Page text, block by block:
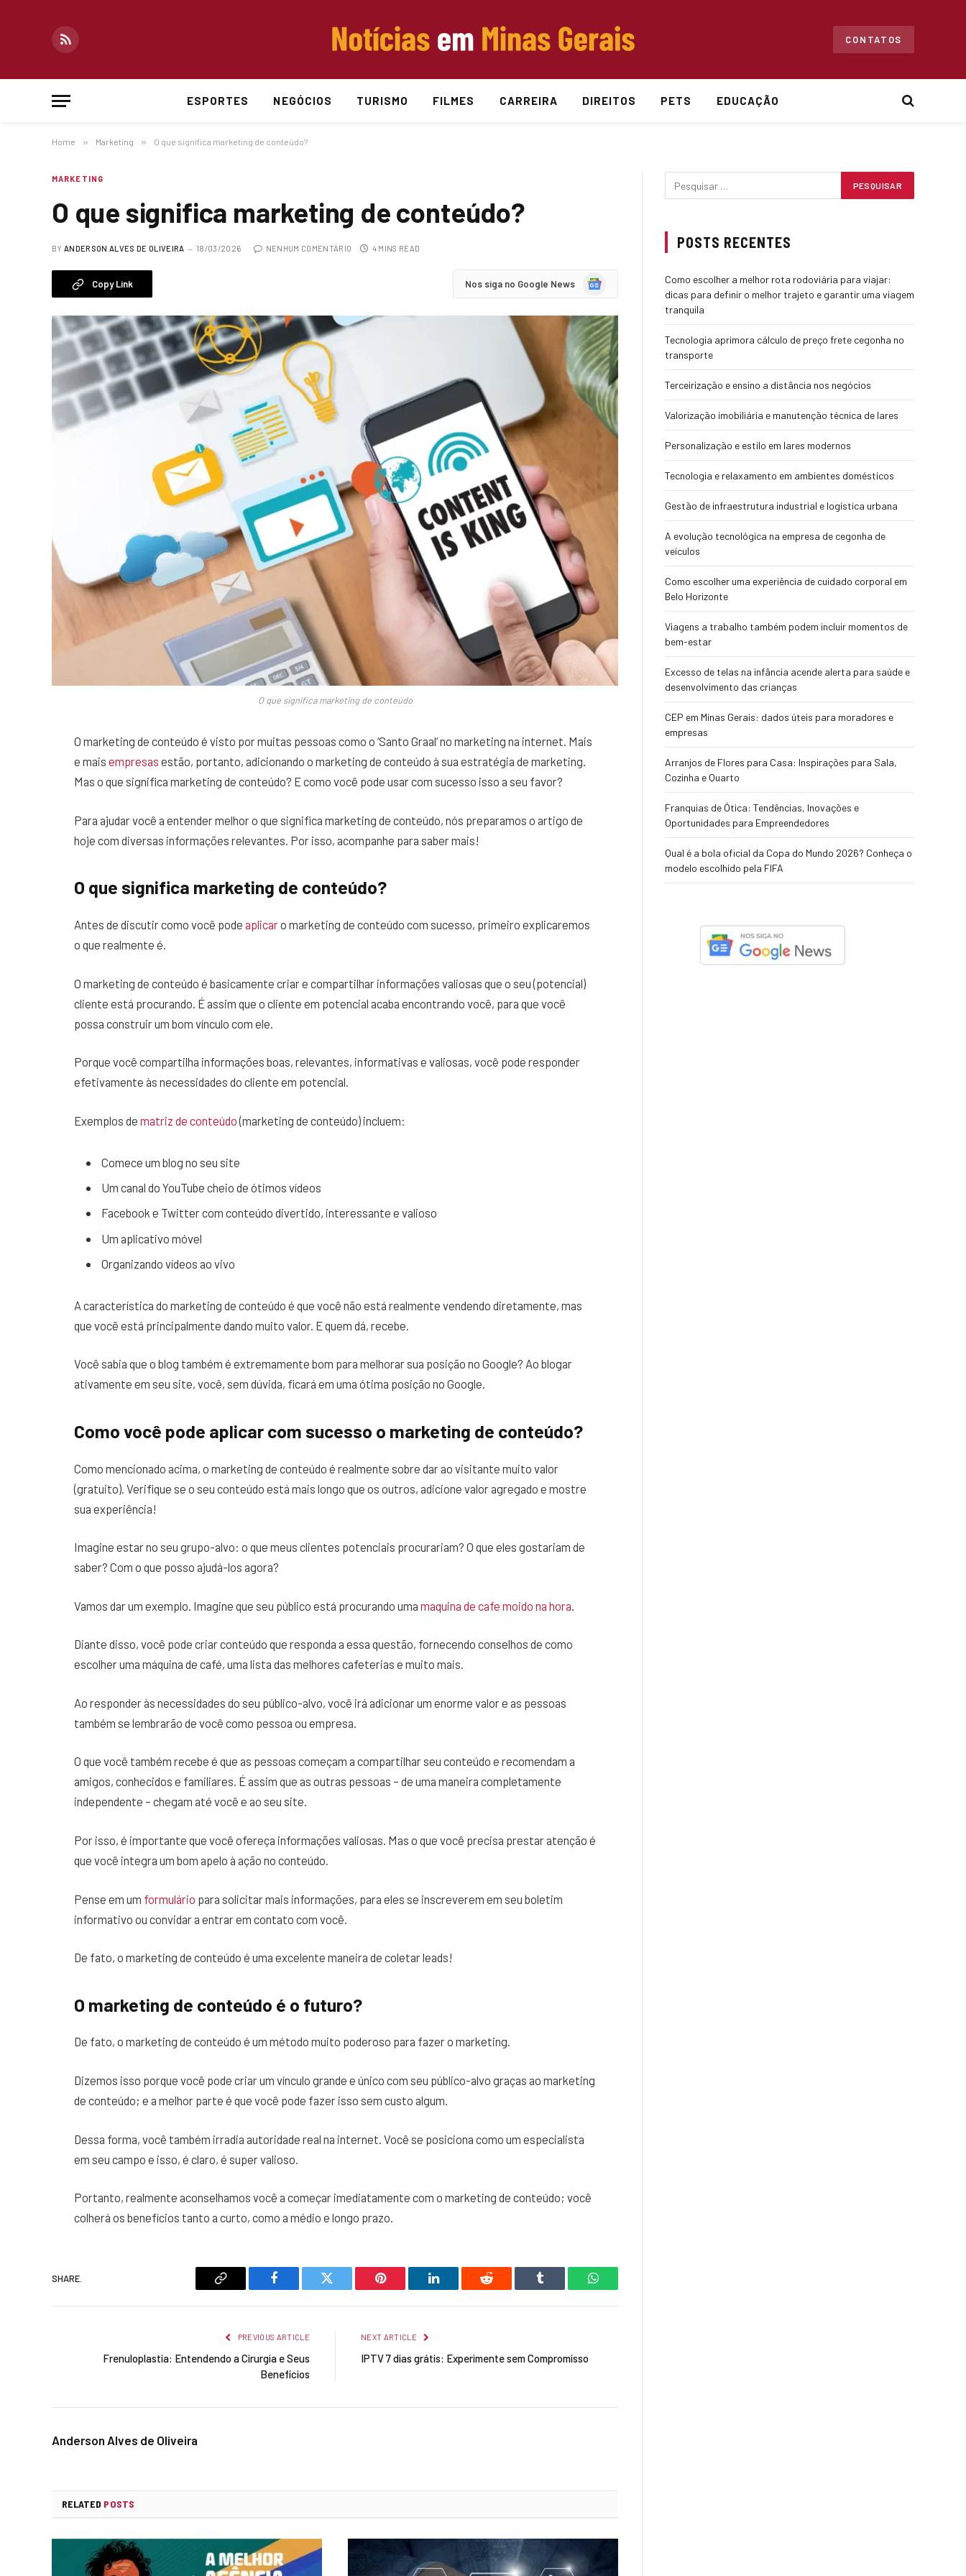
RSS
CONTATOS
ESPORTES NEGÓCIOS TURISMO FILMES CARREIRA DIREITOS PETS EDUCAÇÃO
Home » Marketing » O que significa marketing de conteúdo?
MARKETING
O que significa marketing de conteúdo?
BY ANDERSON ALVES DE OLIVEIRA 18/03/2026 NENHUM COMENTÁRIO 4 MINS READ
Copy Link Nos siga no Google News
Google
O que significa marketing de conteúdo
O marketing de conteúdo é visto por muitas pessoas como o ‘Santo Graal’ no marketing na internet. Mais
e mais empresas estão, portanto, adicionando o marketing de conteúdo à sua estratégia de marketing.
Mas o que significa marketing de conteúdo? E como você pode usar com sucesso isso a seu favor?
Para ajudar você a entender melhor o que significa marketing de conteúdo, nós preparamos o artigo de
hoje com diversas informações relevantes. Por isso, acompanhe para saber mais!
O que significa marketing de conteúdo?
Antes de discutir como você pode aplicaro marketing de conteúdo com sucesso, primeiro explicaremos
o que realmente é.
O marketing de conteúdo é basicamente criar e compartilhar informações valiosas que o seu (potencial)
cliente está procurando. É assim que o cliente em potencial acaba encontrando você, para que você
possa construir um bom vínculo com ele.
Porque você compartilha informações boas, relevantes, informativas e valiosas, você pode responder
efetivamente às necessidades do cliente em potencial.
Exemplos de matriz de conteúdo(marketing de conteúdo) incluem:
Comece um blog no seu site
Um canal do YouTube cheio de ótimos vídeos
Facebook e Twitter com conteúdo divertido, interessante e valioso
Um aplicativo móvel
Organizando vídeos ao vivo
A característica do marketing de conteúdo é que você não está realmente vendendo diretamente, mas
que você está principalmente dando muito valor. E quem dá, recebe.
Você sabia que o blog também é extremamente bom para melhorar sua posição no Google? Ao blogar
ativamente em seu site, você, sem dúvida, ficará em uma ótima posição no Google.
Como você pode aplicar com sucesso o marketing de conteúdo?
Como mencionado acima, o marketing de conteúdo é realmente sobre dar ao visitante muito valor
(gratuito). Verifique se o seu conteúdo está mais longo que os outros, adicione valor agregado e mostre
sua experiência!
Imagine estar no seu grupo-alvo: o que meus clientes potenciais procurariam? O que eles gostariam de
saber? Com o que posso ajudá-los agora?
Vamos dar um exemplo. Imagine que seu público está procurando uma maquina de cafe moido na hora
Diante disso, você pode criar conteúdo que responda a essa questão, fornecendo conselhos de como
escolher uma máquina de café, uma lista das melhores cafeterias e muito mais.
Ao responder às necessidades do seu público-alvo, você irá adicionar um enorme valor e as pessoas
também se lembrarão de você como pessoa ou empresa.
O que você também recebe é que as pessoas começam a compartilhar seu conteúdo e recomendam a
amigos, conhecidos e familiares. É assim que as outras pessoas – de uma maneira completamente
independente – chegam até você e ao seu site.
Por isso, é importante que você ofereça informações valiosas. Mas o que você precisa prestar atenção é
que você integra um bom apelo à ação no conteúdo.
Pense em um formulário para solicitar mais informações, para eles se inscreverem em seu boletim
informativo ou convidar a entrar em contato com você.
De fato, o marketing de conteúdo é uma excelente maneira de coletar leads!
O marketing de conteúdo é o futuro?
De fato, o marketing de conteúdo é um método muito poderoso para fazer o marketing.
Dizemos isso porque você pode criar um vínculo grande e único com seu público-alvo graças ao marketing
de conteúdo; e a melhor parte é que você pode fazer isso sem custo algum.
Dessa forma, você também irradia autoridade real na internet. Você se posiciona como um especialista
em seu campo e isso, é claro, é super valioso.
Portanto, realmente aconselhamos você a começar imediatamente com o marketing de conteúdo; você
colherá os benefícios tanto a curto, como a médio e longo prazo.
SHARE.
Copy
Facebook Twitter Pinterest LinkedIn Reddit Tumblr WhatsApp
PREVIOUS ARTICLE
Frenuloplastia: Entendendo a Cirurgia e Seus
Benefícios
NEXT ARTICLE
IPTV 7 dias grátis: Experimente sem Compromisso
Anderson Alves de Oliveira
RELATED POSTS
POSTS RECENTES
Como escolher a melhor rota rodoviária para viajar:
dicas para definir o melhor trajeto e garantir uma viagem
tranquila
Tecnologia aprimora cálculo de preço frete cegonha no
transporte
Terceirização e ensino a distância nos negócios
Valorização imobiliária e manutenção técnica de lares
Personalização e estilo em lares modernos
Tecnologia e relaxamento em ambientes domésticos
Gestão de infraestrutura industrial e logística urbana
A evolução tecnológica na empresa de cegonha de
veículos
Como escolher uma experiência de cuidado corporal em
Belo Horizonte
Viagens a trabalho também podem incluir momentos de
bem-estar
Excesso de telas na infância acende alerta para saúde e
desenvolvimento das crianças
CEP em Minas Gerais: dados úteis para moradores e
empresas
Arranjos de Flores para Casa: Inspirações para Sala,
Cozinha e Quarto
Franquias de Ótica: Tendências, Inovações e
Oportunidades para Empreendedores
Qual é a bola oficial da Copa do Mundo 2026? Conheça o
modelo escolhido pela FIFA